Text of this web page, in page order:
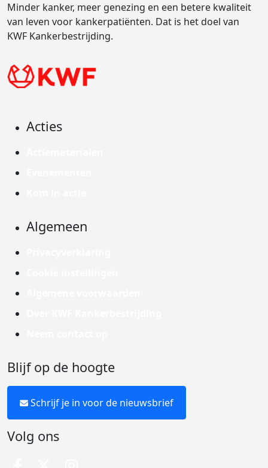
Minder kanker, meer genezing en een betere kwaliteit
van leven voor kankerpatiënten. Dat is het doel van
KWF Kankerbestrijding.
Acties
Algemeen
Blijf op de hoogte
Schrijf je in voor de nieuwsbrief
Volg ons